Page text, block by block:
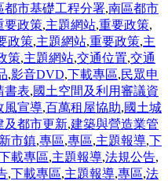
都市基礎工程分署,南區都市
要政策,主題網站,重要政策,
政策,主題網站,重要政策,主
策,主題網站,交通位置,交通
,影音DVD,下載專區,民眾申
書表,國土空間及利用審議資
風宣導,百萬租屋協助,國土城
及都市更新,建築與營造業管
市鎮,專區,專區,主題報導,下
載專區,主題報導,法規公告,
,下載專區,主題報導,專區,法